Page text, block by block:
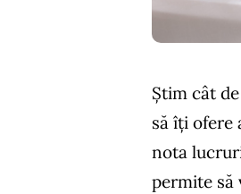
Știm cât
să îți ofere
nota
permite să